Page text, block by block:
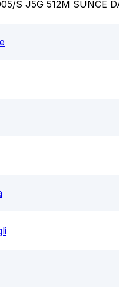
S J5G 512M SUNCE